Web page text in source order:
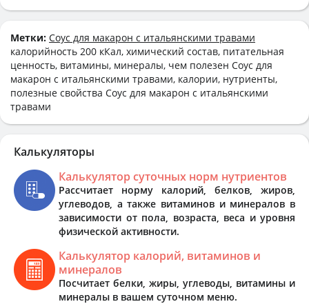
Метки: Соус для макарон с итальянскими травами
калорийность 200 кКал, химический состав, питательная
ценность, витамины, минералы, чем полезен Соус для
макарон с итальянскими травами, калории, нутриенты,
полезные свойства Соус для макарон с итальянскими
травами
Калькуляторы
Калькулятор суточных норм нутриентов
Рассчитает норму калорий, белков, жиров,
углеводов, а также витаминов и минералов в
зависимости от пола, возраста, веса и уровня
физической активности.
Калькулятор калорий, витаминов и
минералов
Посчитает белки, жиры, углеводы, витамины и
минералы в вашем суточном меню.